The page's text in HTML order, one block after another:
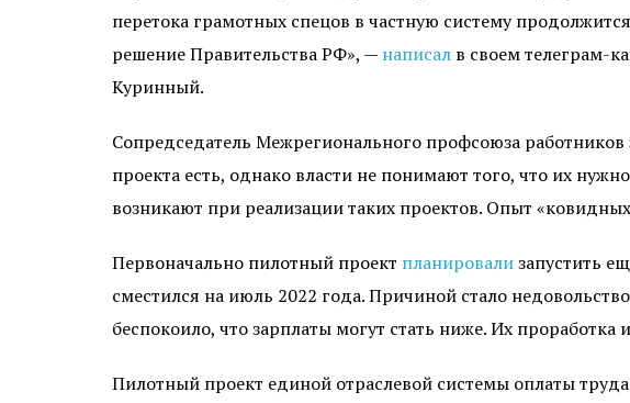
перетока грамотных спецов в частную систему
решение Правительства РФ», — написал в своем телеграм-
Куринный.
Сопредседатель Межрегионального профсоюза
проекта есть, однако власти не понимают того, что их
возникают при реализации таких проектов. Опыт
Первоначально пилотный проект планировализапустить
сместился на июль 2022 года. Причиной стало
беспокоило, что зарплаты могут стать ниже. Их проработка
Пилотный проект единой отраслевой системы оплаты